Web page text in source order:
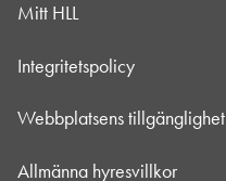
Mitt HLL
Integritetspolicy
Webbplatsens tillgänglighet
Allmänna hyresvillkor